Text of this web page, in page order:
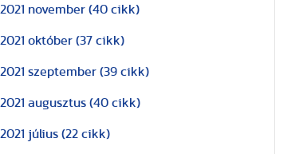
2021 november (40 cikk)
2021 október (37 cikk)
2021 szeptember (39 cikk)
2021 augusztus (40 cikk)
2021 július (22 cikk)